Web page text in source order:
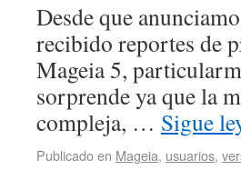
Desde que
recibido reportes de
Mageia 5,
sorprende ya que la
compleja, … Sigue
Publicado en Mageia, usuarios,